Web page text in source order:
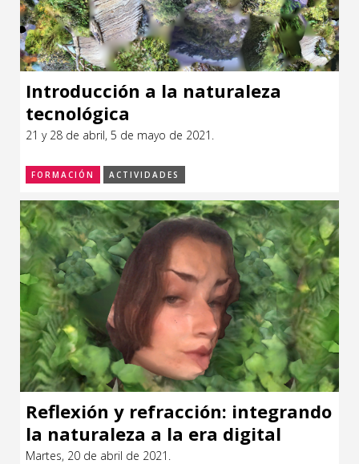
Introducción a la naturaleza
tecnológica
21 y 28 de abril, 5 de mayo de 2021.
FORMACIÓN ACTIVIDADES
Reflexión y refracción: integrando
la naturaleza a la era digital
Martes, 20 de abril de 2021.